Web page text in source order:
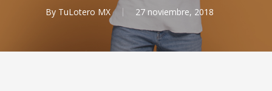
By TuLotero MX 27 noviembre, 2018